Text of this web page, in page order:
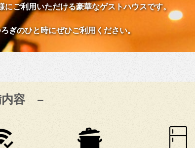
ご利用いただける豪華なゲストハウスです。
ぎのひと時にぜひご利用ください。
容 −